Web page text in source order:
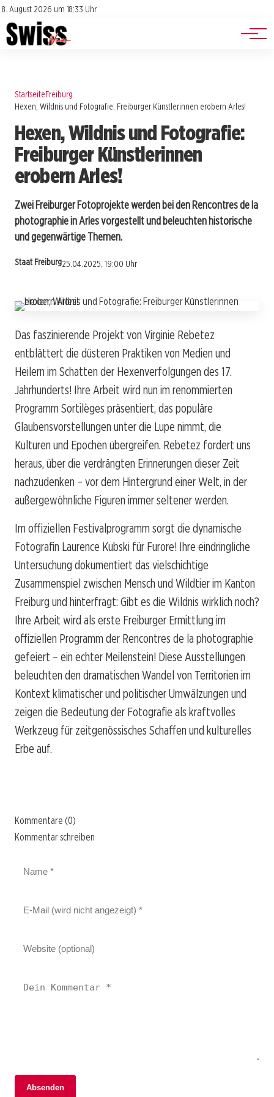
8. August 2026 um 18:33 Uhr
Impressum
Datenschutz
Jobs
Events
StartseiteFreiburg
Hexen, Wildnis und Fotografie: Freiburger Künstlerinnen erobern Arles!
Hexen, Wildnis und Fotografie:
Freiburger Künstlerinnen
erobern Arles!
Zwei Freiburger Fotoprojekte werden bei den Rencontres de la
photographie in Arles vorgestellt und beleuchten historische
und gegenwärtige Themen.
Staat Freiburg25.04.2025, 19:00 Uhr
Das faszinierende Projekt von Virginie Rebetez
entblättert die düsteren Praktiken von Medien und
Heilern im Schatten der Hexenverfolgungen des 17.
Jahrhunderts! Ihre Arbeit wird nun im renommierten
Programm Sortilèges präsentiert, das populäre
Glaubensvorstellungen unter die Lupe nimmt, die
Kulturen und Epochen übergreifen. Rebetez fordert uns
heraus, über die verdrängten Erinnerungen dieser Zeit
nachzudenken – vor dem Hintergrund einer Welt, in der
außergewöhnliche Figuren immer seltener werden.
Im offiziellen Festivalprogramm sorgt die dynamische
Fotografin Laurence Kubski für Furore! Ihre eindringliche
Untersuchung dokumentiert das vielschichtige
Zusammenspiel zwischen Mensch und Wildtier im Kanton
Freiburg und hinterfragt: Gibt es die Wildnis wirklich noch?
Ihre Arbeit wird als erste Freiburger Ermittlung im
offiziellen Programm der Rencontres de la photographie
gefeiert – ein echter Meilenstein! Diese Ausstellungen
beleuchten den dramatischen Wandel von Territorien im
Kontext klimatischer und politischer Umwälzungen und
zeigen die Bedeutung der Fotografie als kraftvolles
Werkzeug für zeitgenössisches Schaffen und kulturelles
Erbe auf.
Kommentare (0)
Kommentar schreiben
Absenden